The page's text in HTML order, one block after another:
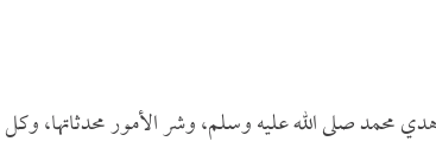
محمد صلى الله عليه وسلم، وشر الأمور محدثاتها،